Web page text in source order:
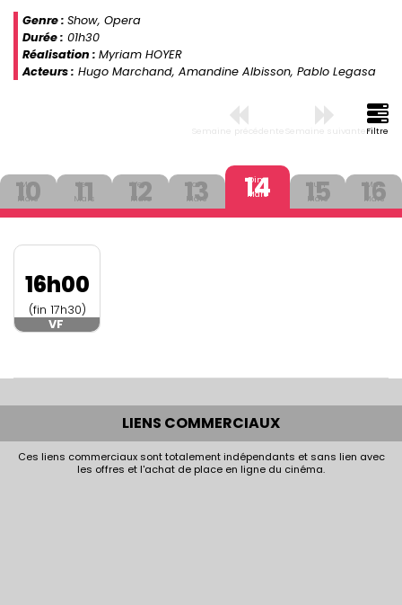
Genre : Show, Opera
Durée : 01h30
Réalisation : Myriam HOYER
Acteurs : Hugo Marchand, Amandine Albisson, Pablo Legasa
Semaine précédente Semaine suivante Filtre
Mer
10
Mars
Jeu
11
Mars
Ven
12
Mars
Sam
13
Mars
Dim
14
Mars
Lun
15
Mars
Mar
16
Mars
16h00
(fin 17h30)
VF
LIENS COMMERCIAUX
Ces liens commerciaux sont totalement indépendants et sans lien avec
les offres et l'achat de place en ligne du cinéma.